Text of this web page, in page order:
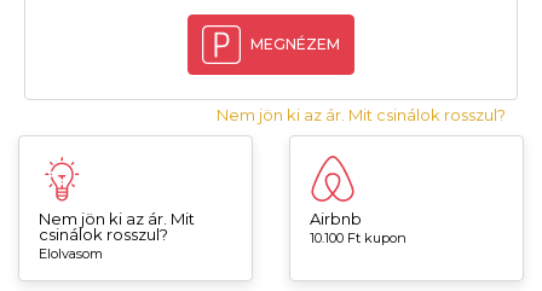
MEGNÉZEM
Nem jön ki az ár. Mit csinálok rosszul?
Nem jön ki az ár. Mit
csinálok rosszul?
Elolvasom
Airbnb
10.100 Ft kupon